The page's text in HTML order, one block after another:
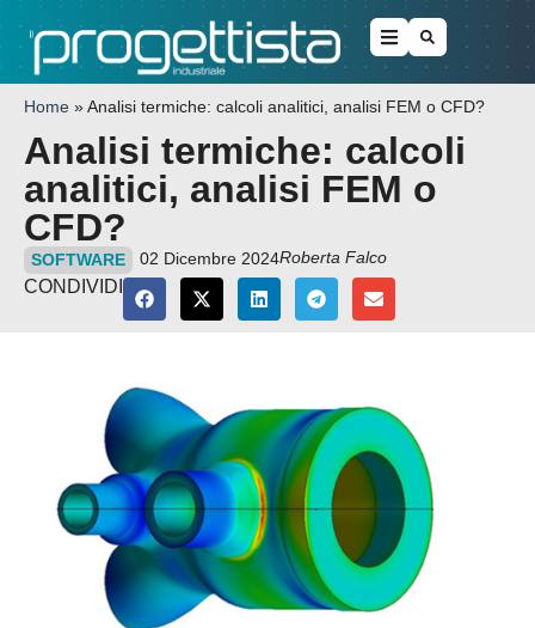
Home » Analisi termiche: calcoli analitici, analisi FEM o CFD?
Analisi termiche: calcoli
analitici, analisi FEM o
CFD?
SOFTWARE 02 Dicembre 2024Roberta Falco
CONDIVIDI